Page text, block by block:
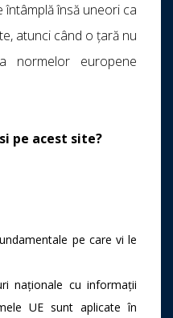
însă uneori ca
atunci când o țară nu
normelor europene
pe acest site?
pe care vi le
naționale cu informații
UE sunt aplicate în